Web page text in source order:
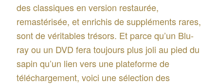
des classiques en version restaurée,
remastérisée, et enrichis de suppléments rares,
sont de véritables trésors. Et parce qu’un Blu-
ray ou un DVD fera toujours plus joli au pied du
sapin qu’un lien vers une plateforme de
téléchargement, voici une sélection des